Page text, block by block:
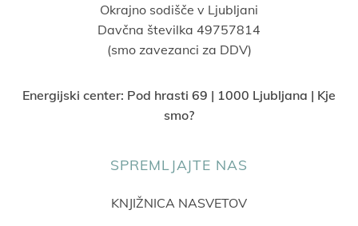
Okrajno sodišče v Ljubljani
Davčna številka 49757814
(smo zavezanci za DDV)
Energijski center: Pod hrasti 69 | 1000 Ljubljana | Kje
smo?
SPREMLJAJTE NAS
KNJIŽNICA NASVETOV